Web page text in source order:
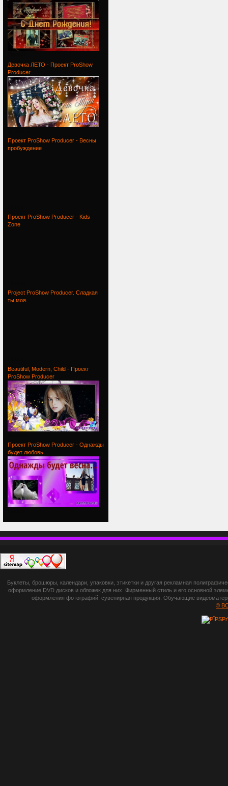
Девочка ЛЕТО - Проект ProShow
Producer
Проект ProShow Producer - Весны
пробуждение
Проект ProShow Producer - Kids
Zone
Project ProShow Producer. Сладкая
ты моя.
Beautiful, Modern, Child - Проект
ProShow Producer
Проект ProShow Producer - Однажды
будет любовь
botsetto.ru -
photoshop,
шрифты,
Буклеты, брошюры, календари, упаковки, этикетки и другая рекламная
оформление DVD дисков и обложек для них. Фирменный стиль и его основной
оформления фотографий, сувенирная продукция. Обучающие
©